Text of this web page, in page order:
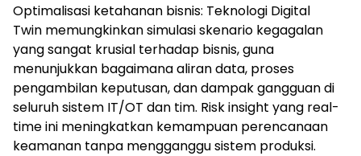
Optimalisasi ketahanan bisnis: Teknologi Digital
Twin memungkinkan simulasi skenario kegagalan
yang sangat krusial terhadap bisnis, guna
menunjukkan bagaimana aliran data, proses
pengambilan keputusan, dan dampak gangguan di
seluruh sistem IT/OT dan tim. Risk insight yang real-
time ini meningkatkan kemampuan perencanaan
keamanan tanpa mengganggu sistem produksi.